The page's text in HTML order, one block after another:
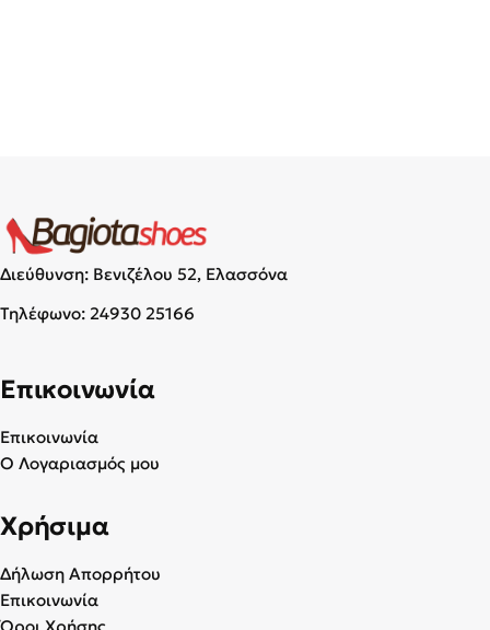
Διεύθυνση: Βενιζέλου 52, Ελασσόνα
Τηλέφωνο: 24930 25166
Επικοινωνία
Επικοινωνία
Ο Λογαριασμός μου
Χρήσιμα
Δήλωση Απορρήτου
Επικοινωνία